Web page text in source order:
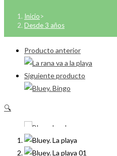
Inicio>
Desde 3 años
Producto anterior
Siguiente producto
🔍